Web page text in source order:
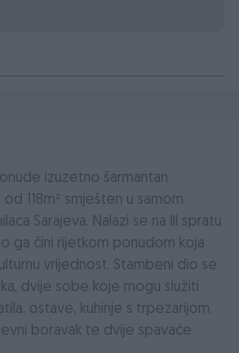
izuzetno šarmantan
118m² smješten u samom
Sarajeva. Nalazi se na III spratu
ga čini rijetkom ponudom koja
vrijednost. Stambeni dio se
dvije sobe koje mogu služiti
ostave, kuhinje s trpezarijom,
boravak te dvije spavaće